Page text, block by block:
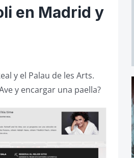
en Madrid y
y el Palau de les Arts.
y encargar una paella?